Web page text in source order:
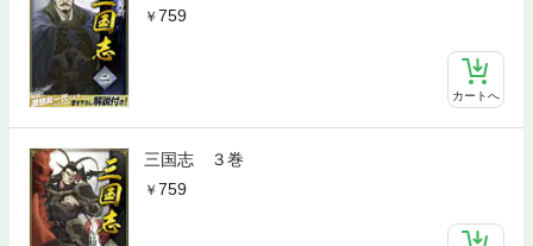
759
カートへ
三国志 ３巻
759